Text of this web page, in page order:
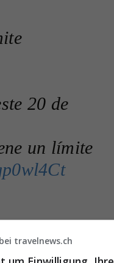
20 de
un límite
20, 2024
travelnews.ch